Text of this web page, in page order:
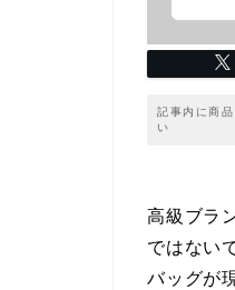
記事内に商
い
高級ブラ
ではない
バッグが